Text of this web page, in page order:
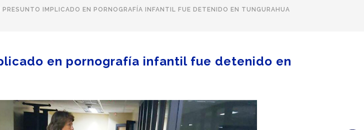
PRESUNTO IMPLICADO EN PORNOGRAFÍA INFANTIL FUE DETENIDO EN TUNGURAHUA
en pornografía infantil fue detenido en